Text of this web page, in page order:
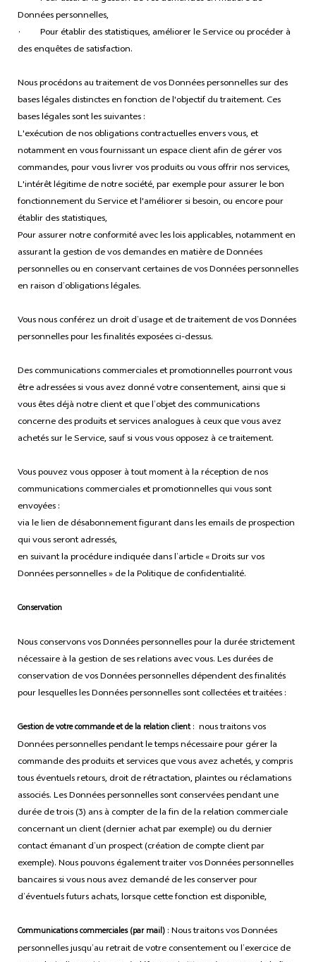
Données personnelles,
· Pour établir des statistiques, améliorer le Service ou procéder à
des enquêtes de satisfaction.
Nous procédons au traitement de vos Données personnelles sur des
bases légales distinctes en fonction de l'objectif du traitement. Ces
bases légales sont les suivantes :
L'exécution de nos obligations contractuelles envers vous, et
notamment en vous fournissant un espace client afin de gérer vos
commandes, pour vous livrer vos produits ou vous offrir nos services,
L'intérêt légitime de notre société, par exemple pour assurer le bon
fonctionnement du Service et l'améliorer si besoin, ou encore pour
établir des statistiques,
Pour assurer notre conformité avec les lois applicables, notamment en
assurant la gestion de vos demandes en matière de Données
personnelles ou en conservant certaines de vos Données personnelles
en raison d’obligations légales.
Vous nous conférez un droit d’usage et de traitement de vos Données
personnelles pour les finalités exposées ci-dessus.
Des communications commerciales et promotionnelles pourront vous
être adressées si vous avez donné votre consentement, ainsi que si
vous êtes déjà notre client et que l’objet des communications
concerne des produits et services analogues à ceux que vous avez
achetés sur le Service, sauf si vous vous opposez à ce traitement.
Vous pouvez vous opposer à tout moment à la réception de nos
communications commerciales et promotionnelles qui vous sont
envoyées :
via le lien de désabonnement figurant dans les emails de prospection
qui vous seront adressés,
en suivant la procédure indiquée dans l’article « Droits sur vos
Données personnelles » de la Politique de confidentialité.
Conservation
Nous conservons vos Données personnelles pour la durée strictement
nécessaire à la gestion de ses relations avec vous. Les durées de
conservation de vos Données personnelles dépendent des finalités
pour lesquelles les Données personnelles sont collectées et traitées :
Gestion de votre commande et de la relation client: nous traitons vos
Données personnelles pendant le temps nécessaire pour gérer la
commande des produits et services que vous avez achetés, y compris
tous éventuels retours, droit de rétractation, plaintes ou réclamations
associés. Les Données personnelles sont conservées pendant une
durée de trois (3) ans à compter de la fin de la relation commerciale
concernant un client (dernier achat par exemple) ou du dernier
contact émanant d’un prospect (création de compte client par
exemple). Nous pouvons également traiter vos Données personnelles
bancaires si vous nous avez demandé de les conserver pour
d’éventuels futurs achats, lorsque cette fonction est disponible,
Communications commerciales (par mail): Nous traitons vos Données
personnelles jusqu’au retrait de votre consentement ou l’exercice de